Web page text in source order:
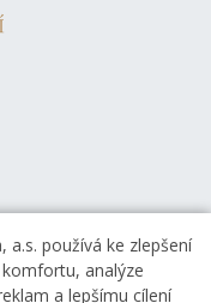
a.s. používá ke zlepšení
analýze
a lepšímu cílení